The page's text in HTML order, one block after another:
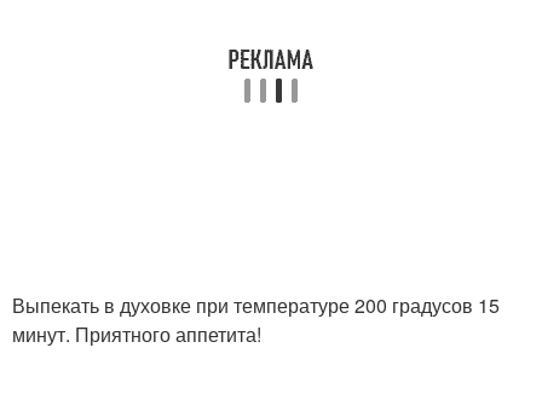
Выпекать в духовке при температуре 200 градусов 15
минут. Приятного аппетита!